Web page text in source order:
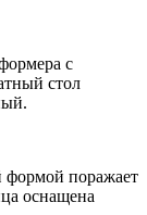
с
стол
формой поражает
оснащена